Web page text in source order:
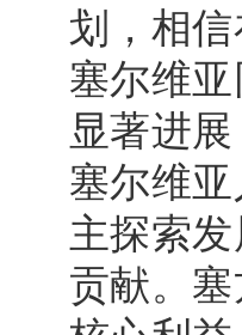
划，相
塞尔维
显著进
塞尔维
主探索
贡献。